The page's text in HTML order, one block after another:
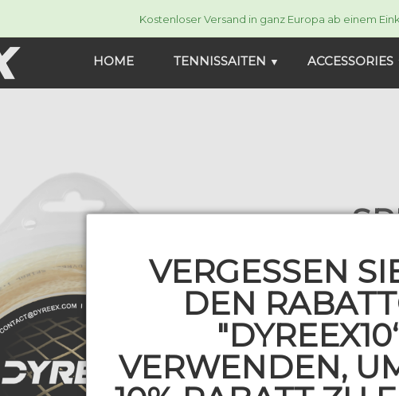
Kostenloser Versand in ganz Europa ab einem
HOME TENNISSAITEN ▼ ACCESSORIES
99,00
Gauge
Menge
VERGESSEN
DEN
VERWENDEN,